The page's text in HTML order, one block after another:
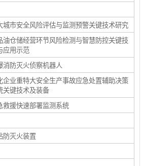
城市安全风险评估与监测预警关键技术研究
油仓储经营环节风险检测与智慧防控关键技
应用示范
消防灭火侦察机器人
企业重特大安全生产事故应急处置辅助决策
关键技术及装备
救援快速部署监测系统
防灭火装置